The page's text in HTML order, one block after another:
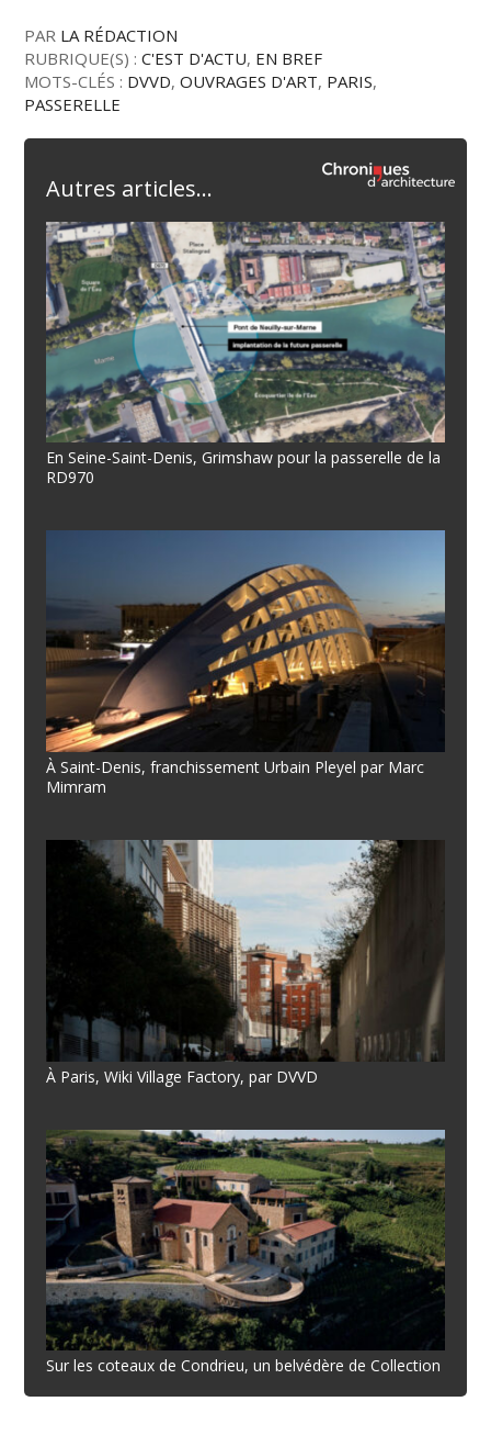
PAR LA RÉDACTION
RUBRIQUE(S) :C'EST D'ACTU, EN BREF
MOTS-CLÉS : DVVD,OUVRAGES D'ART, PARIS,
PASSERELLE
Autres articles...
En Seine-Saint-Denis, Grimshaw pour la passerelle de la
RD970
À Saint-Denis, franchissement Urbain Pleyel par Marc
Mimram
À Paris, Wiki Village Factory, par DVVD
Sur les coteaux de Condrieu, un belvédère de Collection